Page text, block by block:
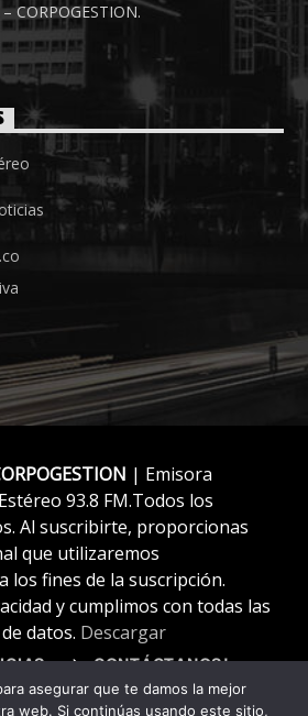
CORPOGESTION.
| Emisora
93.8 FM.Todos los
Al suscribirte, proporcionas
que utilizaremos
los fines de la suscripción.
y cumplimos con todas las
datos. Descargar
CONTÁCTANOS!
asegurar que te damos la mejor
web. Si continúas usando este sitio,